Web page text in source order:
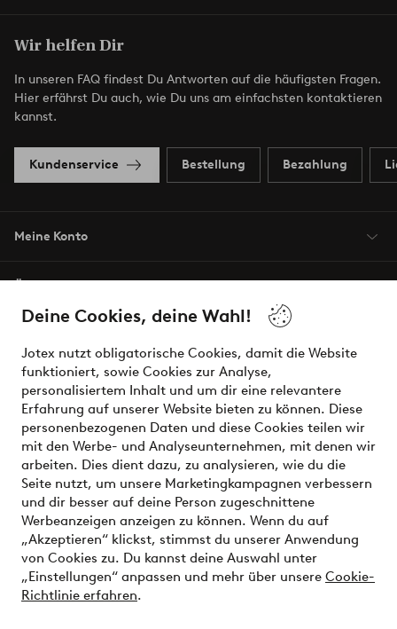
Deine Cookies, deine Wahl!
Jotex nutzt obligatorische Cookies, damit die Website
funktioniert, sowie Cookies zur Analyse,
personalisiertem Inhalt und um dir eine relevantere
Erfahrung auf unserer Website bieten zu können. Diese
personenbezogenen Daten und diese Cookies teilen wir
mit den Werbe- und Analyseunternehmen, mit denen wir
arbeiten. Dies dient dazu, zu analysieren, wie du die
Seite nutzt, um unsere Marketingkampagnen verbessern
und dir besser auf deine Person zugeschnittene
Werbeanzeigen anzeigen zu können. Wenn du auf
„Akzeptieren“ klickst, stimmst du unserer Anwendung
von Cookies zu. Du kannst deine Auswahl unter
„Einstellungen“ anpassen und mehr über unsere Cookie-
Richtlinie erfahren.
Wir helfen Dir
In unseren FAQ findest Du Antworten auf die häufigsten Fragen.
Hier erfährst Du auch, wie Du uns am einfachsten kontaktieren
kannst.
Kundenservice Bestellung Bezahlung
Meine Konto
Bedingungen
Sichere Zahlungen - Jetzt bezahlen oder aufteilen
Möchtest du mehr über unsere
Zahlungsmöglichkeitenerfahren?